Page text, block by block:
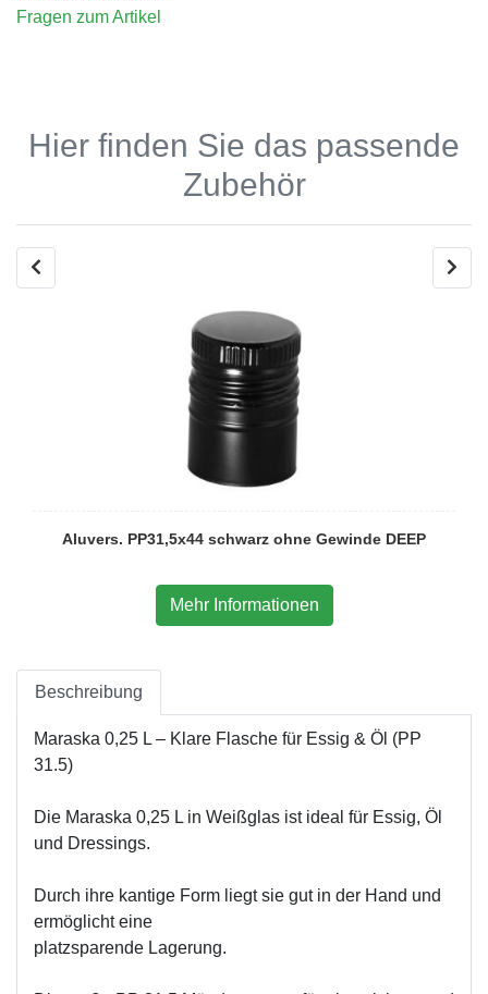
Fragen zum Artikel
Hier finden Sie das passende
Zubehör
Aluvers. PP31,5x44 schwarz ohne Gewinde DEEP
Mehr Informationen
Beschreibung
Maraska 0,25 L – Klare Flasche für Essig & Öl (PP
31.5)
Die Maraska 0,25 L in Weißglas ist ideal für Essig, Öl
und Dressings.
Durch ihre kantige Form liegt sie gut in der Hand und
ermöglicht eine
platzsparende Lagerung.